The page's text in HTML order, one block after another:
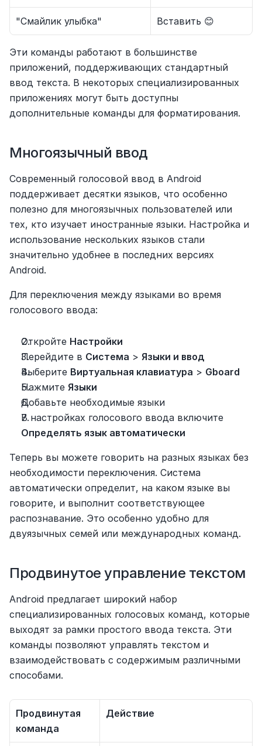
"Смайлик улыбка" Вставить 😊
Эти команды работают в большинстве
приложений, поддерживающих стандартный
ввод текста. В некоторых специализированных
приложениях могут быть доступны
дополнительные команды для форматирования.
Многоязычный ввод
Современный голосовой ввод в Android
поддерживает десятки языков, что особенно
полезно для многоязычных пользователей или
тех, кто изучает иностранные языки. Настройка и
использование нескольких языков стали
значительно удобнее в последних версиях
Android.
Для переключения между языками во время
голосового ввода:
Откройте Настройки
Перейдите в Система > Языки и ввод
Выберите Виртуальная клавиатура > Gboard
Нажмите Языки
Добавьте необходимые языки
Определять язык автоматически
Теперь вы можете говорить на разных языках без
необходимости переключения. Система
автоматически определит, на каком языке вы
говорите, и выполнит соответствующее
распознавание. Это особенно удобно для
двуязычных семей или международных команд.
Продвинутое управление текстом
Android предлагает широкий набор
специализированных голосовых команд, которые
выходят за рамки простого ввода текста. Эти
команды позволяют управлять текстом и
взаимодействовать с содержимым различными
способами.
Продвинутая
команда
Действие